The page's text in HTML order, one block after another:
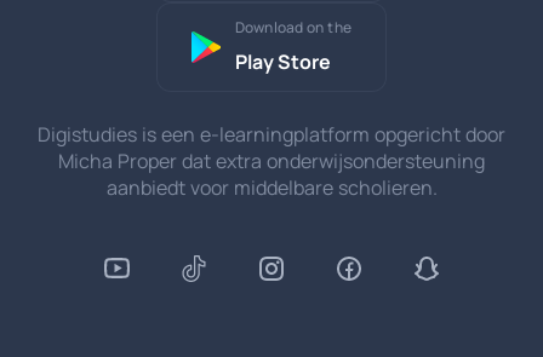
Download on the
Play Store
Digistudies is een e-learningplatform opgericht door
Micha Proper dat extra onderwijsondersteuning
aanbiedt voor middelbare scholieren.